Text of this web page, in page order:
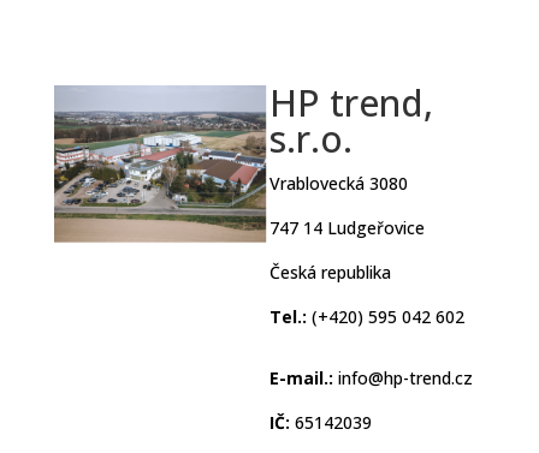
HP trend,
s.r.o.
Vrablovecká 3080
747 14 Ludgeřovice
Česká republika
Tel.: (+420) 595 042 602
E-mail.: info@hp-trend.cz
IČ: 65142039